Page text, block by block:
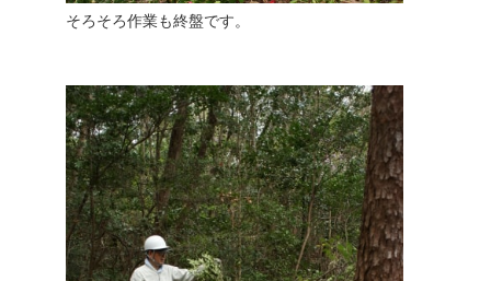
そろそろ作業も終盤です。